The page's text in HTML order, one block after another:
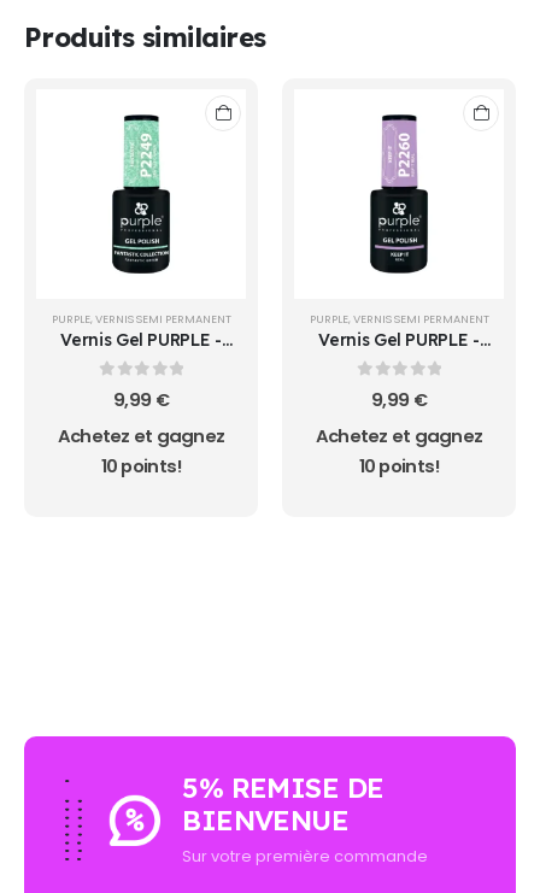
Produits similaires
PURPLE, VERNIS SEMI PERMANENT
Vernis Gel PURPLE -
P2249 - FANTASTIC
sur 5
9,99 €
Achetez et gagnez
10 points!
PURPLE, VERNIS SEMI PERMANENT
Vernis Gel PURPLE -
P2260 - KEEP IT REAL -
sur 5
9,99 €
Achetez et gagnez
10 points!
5% REMISE DE
BIENVENUE
Sur votre première commande